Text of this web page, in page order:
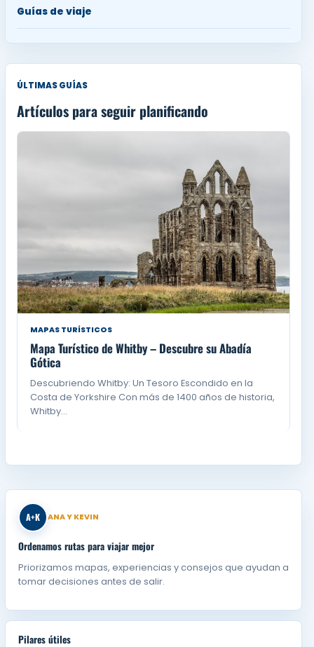
Guías de viaje
ÚLTIMAS GUÍAS
Artículos para seguir planificando
MAPAS TURÍSTICOS
Mapa Turístico de Whitby – Descubre su Abadía
Gótica
Descubriendo Whitby: Un Tesoro Escondido en la
Costa de Yorkshire Con más de 1400 años de historia,
Whitby…
A+K ANA Y KEVIN
Ordenamos rutas para viajar mejor
Priorizamos mapas, experiencias y consejos que ayudan a
tomar decisiones antes de salir.
Pilares útiles